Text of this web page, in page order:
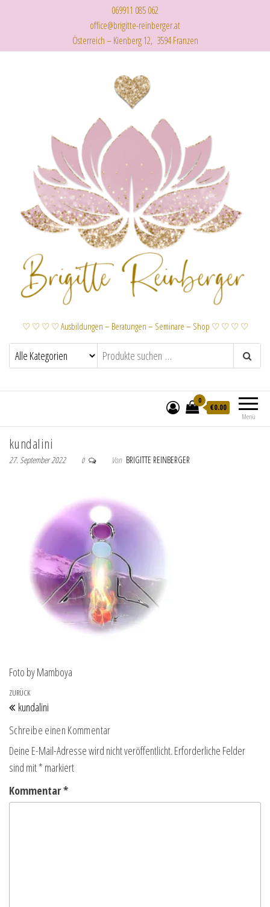
069911 085 062
office@brigitte-reinberger.at
Österreich – Kienberg 12, 3594 Franzen
♡ ♡ ♡ ♡ Ausbildungen – Beratungen – Seminare – Shop ♡ ♡ ♡ ♡
Menü
0
€0.00
kundalini
27. September 2022 0 Von BRIGITTE REINBERGER
Foto by Mamboya
Beitragsnavigation
Vorheriger Beitrag
ZURÜCK
kundalini
Schreibe einen Kommentar
Deine E-Mail-Adresse wird nicht veröffentlicht. Erforderliche Felder
sind mit* markiert
Kommentar*